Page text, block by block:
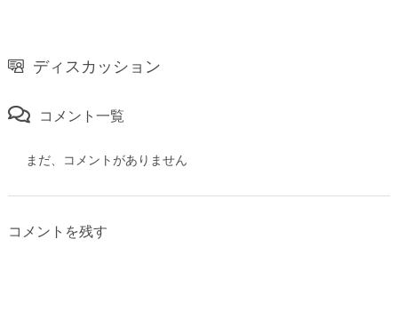
ディスカッション
コメント一覧
まだ、コメントがありません
コメントを残す